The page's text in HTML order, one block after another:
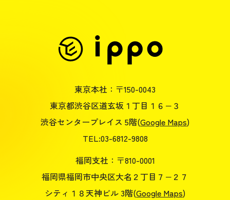
東京本社：〒150-0043
東京都渋谷区道玄坂１丁目１６−３
渋谷センタープレイス 5階(Google Maps)
TEL:03-6812-9808
福岡支社：〒810-0001
福岡県福岡市中央区大名２丁目７−２７
シティ１８天神ビル 3階(Google Maps)